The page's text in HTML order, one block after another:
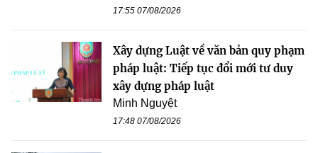
17:55 07/08/2026
Xây dựng Luật về văn bản quy phạm
pháp luật: Tiếp tục đổi mới tư duy
xây dựng pháp luật
Minh Nguyệt
17:48 07/08/2026